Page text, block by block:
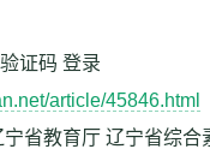
证码 登录
article/45846.html
宁省教育厅 辽宁省综合